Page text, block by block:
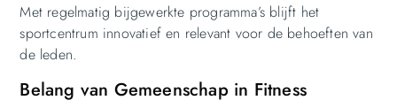
Met regelmatig bijgewerkte programma’s blijft het
sportcentrum innovatief en relevant voor de behoeften van
de leden.
Belang van Gemeenschap in Fitness